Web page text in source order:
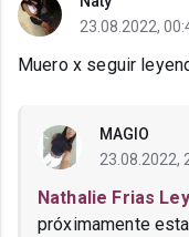
23.08.2022,
Muero x seguir
MAGIO
23.08.2022,
Nathalie Frias
próximamente